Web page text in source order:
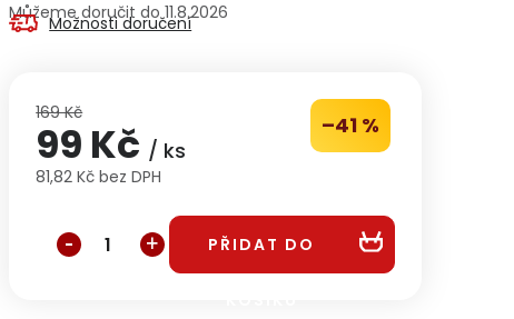
11.8.2026
Možnosti doručení
169 Kč –41 %
99 Kč / ks
81,82 Kč bez DPH
PŘIDAT DO